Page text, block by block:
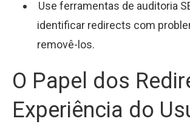
Use ferramentas de auditoria
identificar redirects com
removê-los.
O Papel dos
Experiência do